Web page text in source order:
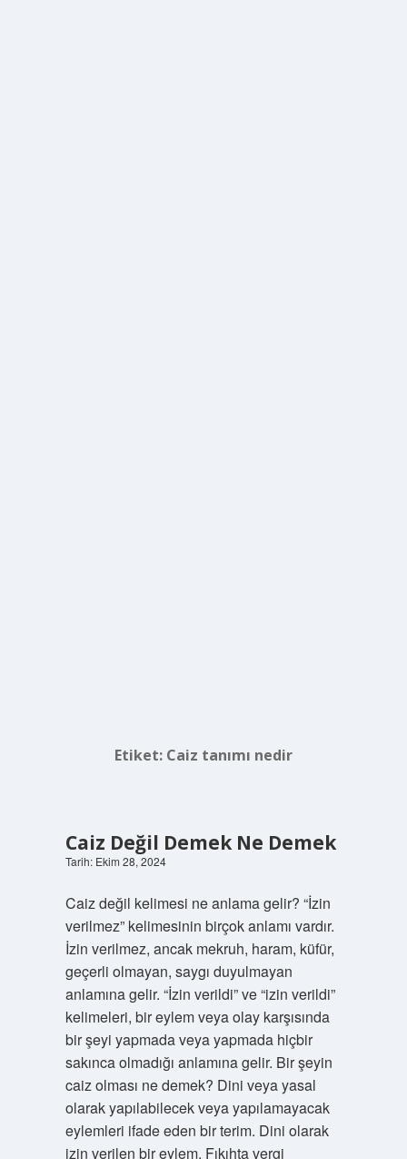
Etiket: Caiz tanımı nedir
Caiz Değil Demek Ne Demek
Tarih: Ekim 28, 2024
Caiz değil kelimesi ne anlama gelir? “İzin
verilmez” kelimesinin birçok anlamı vardır.
İzin verilmez, ancak mekruh, haram, küfür,
geçerli olmayan, saygı duyulmayan
anlamına gelir. “İzin verildi” ve “izin verildi”
kelimeleri, bir eylem veya olay karşısında
bir şeyi yapmada veya yapmada hiçbir
sakınca olmadığı anlamına gelir. Bir şeyin
caiz olması ne demek? Dini veya yasal
olarak yapılabilecek veya yapılamayacak
eylemleri ifade eden bir terim. Dini olarak
izin verilen bir eylem. Fıkıhta vergi